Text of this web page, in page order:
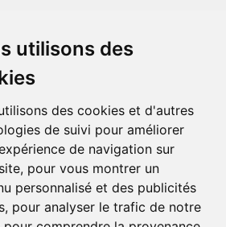
utilisons des
des cookies et d'autres
de suivi pour améliorer
de navigation sur
pour vous montrer un
personnalisé et des publicités
pour analyser le trafic de notre
SUR VOTRE 1ÈRE COMMANDE*
AVEC LE CODE
BIENVENUE10
* sans minimum d'achat , hors
médicaments et produits en offre,